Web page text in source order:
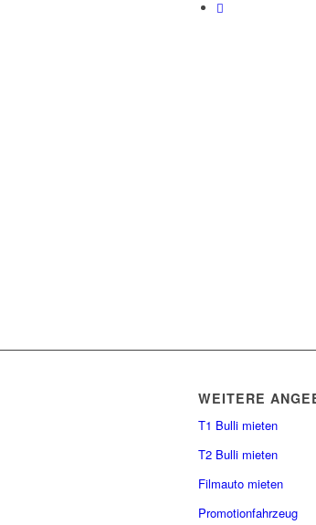
WEITERE
T1 Bulli mieten
T2 Bulli mieten
Filmauto mieten
Promotionfahrzeug